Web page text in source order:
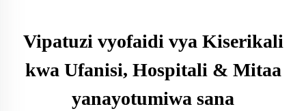
Vipatuzi vyofaidi vya Kiserikali
kwa Ufanisi, Hospitali & Mitaa
yanayotumiwa sana